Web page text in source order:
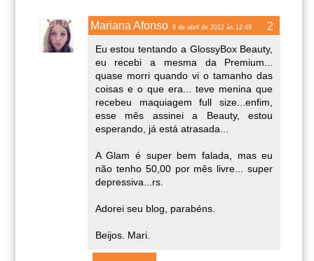
Mariana Afonso 8 de abril de 2012 às 12:49
Eu estou tentando a GlossyBox Beauty,
eu recebi a mesma da Premium...
quase morri quando vi o tamanho das
coisas e o que era... teve menina que
recebeu maquiagem full size...enfim,
esse mês assinei a Beauty, estou
esperando, já está atrasada...
A Glam é super bem falada, mas eu
não tenho 50,00 por mês livre... super
depressiva...rs.
Adorei seu blog, parabéns.
Beijos. Mari.